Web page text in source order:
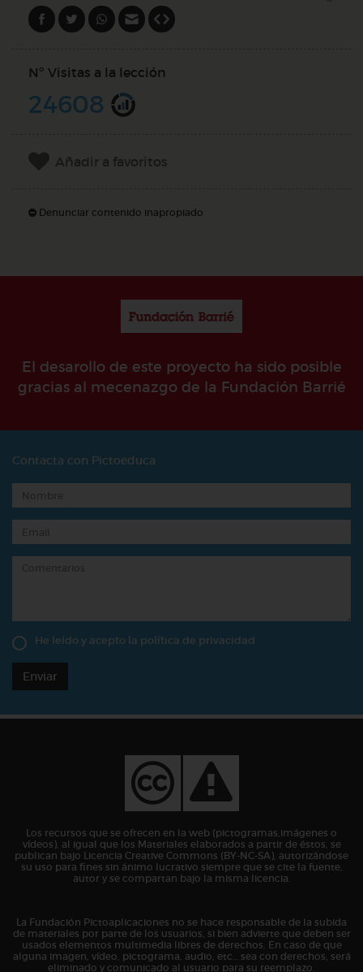
Nº Visitas a la lección
24608
Añadir a favoritos
Denunciar contenido inapropiado
El desarollo de este proyecto ha sido posible
gracias al mecenazgo de la Fundación Barrié
Contacta con Pictoeduca
He leído y acepto la política de privacidad
Enviar
Los recursos que se ofrecen en la web (pictogramas,imágenes o
vídeos), al igual que los Materiales elaborados a partir de éstos, se
publican bajo Licencia Creative Commons (BY-NC-SA), autorizándose
su uso para fines sin ánimo lucrativo siempre que se cite la fuente,
autor y se compartan bajo la misma licencia.
La Fundación Pictoaplicaciones no se hace responsable de la subida
de materiales por parte de los usuarios, si bien advierte que deben ser
usados elementos multimedia libres de derechos. En caso de que
alguna imagen, vídeo, pictograma, audio, etc… sea con derechos, será
eliminado y comunicado al usuario para su reemplazo.